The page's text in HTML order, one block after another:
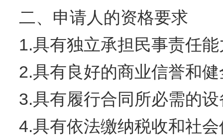
二、申请人的资格要求
1.具有独立承担民事责任
2.具有良好的商业信誉和
3.具有履行合同所必需的
4.具有依法缴纳税收和社